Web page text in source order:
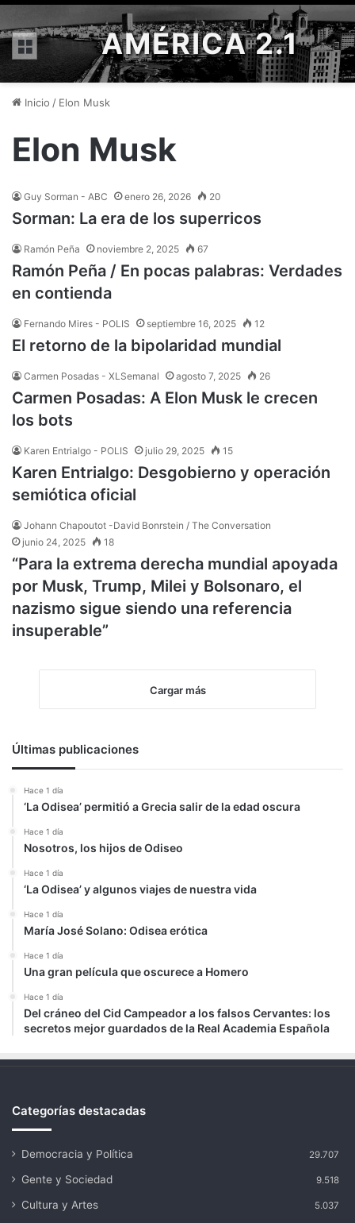
Menú AMÉRICA 2.1
Inicio / Elon Musk
Elon Musk
Guy Sorman - ABC enero 26, 2026 20
Sorman: La era de los superricos
Ramón Peña noviembre 2, 2025 67
Ramón Peña / En pocas palabras: Verdades
en contienda
Fernando Mires - POLIS septiembre 16, 2025 12
El retorno de la bipolaridad mundial
Carmen Posadas - XLSemanal agosto 7, 2025 26
Carmen Posadas: A Elon Musk le crecen
los bots
Karen Entrialgo - POLIS julio 29, 2025 15
Karen Entrialgo: Desgobierno y operación
semiótica oficial
Johann Chapoutot -David Bonrstein / The Conversation
junio 24, 2025
18
“Para la extrema derecha mundial apoyada
por Musk, Trump, Milei y Bolsonaro, el
nazismo sigue siendo una referencia
insuperable”
Cargar más
Últimas publicaciones
Hace 1 día
‘La Odisea’ permitió a Grecia salir de la edad oscura
Hace 1 día
Nosotros, los hijos de Odiseo
Hace 1 día
‘La Odisea’ y algunos viajes de nuestra vida
Hace 1 día
María José Solano: Odisea erótica
Hace 1 día
Una gran película que oscurece a Homero
Hace 1 día
Del cráneo del Cid Campeador a los falsos Cervantes: los
secretos mejor guardados de la Real Academia Española
Categorías destacadas
Democracia y Política 29.707
Gente y Sociedad 9.518
Cultura y Artes 5.037